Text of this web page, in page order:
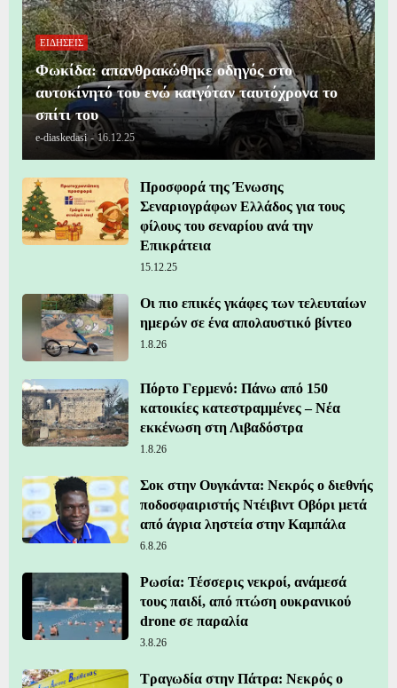
ΕΙΔΗΣΕΙΣ
Φωκίδα: απανθρακώθηκε οδηγός στο
αυτοκίνητό του ενώ καιγόταν ταυτόχρονα το
σπίτι του
e-diaskedasi - 16.12.25
Προσφορά της Ένωσης
Σεναριογράφων Ελλάδος για τους
φίλους του σεναρίου ανά την
Επικράτεια
15.12.25
Οι πιο επικές γκάφες των τελευταίων
ημερών σε ένα απολαυστικό βίντεο
1.8.26
Πόρτο Γερμενό: Πάνω από 150
κατοικίες κατεστραμμένες – Νέα
εκκένωση στη Λιβαδόστρα
1.8.26
Σοκ στην Ουγκάντα: Νεκρός ο διεθνής
ποδοσφαιριστής Ντέιβιντ Οβόρι μετά
από άγρια ληστεία στην Καμπάλα
6.8.26
Ρωσία: Τέσσερις νεκροί, ανάμεσά
τους παιδί, από πτώση ουκρανικού
drone σε παραλία
3.8.26
Τραγωδία στην Πάτρα: Νεκρός ο